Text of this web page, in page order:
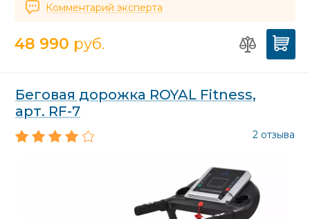
Комментарий эксперта
48 990 руб.
Беговая дорожка ROYAL Fitness,
арт. RF-7
2 отзыва